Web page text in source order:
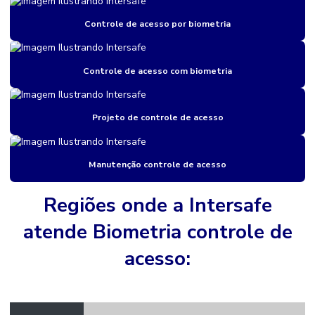
Cancela para controle de acesso
Catraca de acesso
Catraca de acesso biometrico
Catraca de controle de acesso
Catraca torniquete
Central de monitoramento 24h para indústrias
Cftv monitoramento
Circuito de câmeras de segurança
Controle de acesso biometrico
Controle de acesso por biometria
Controle de acesso com biometria
Projeto de controle de acesso
Manutenção controle de acesso
Regiões onde a Intersafe
atende Biometria controle de
acesso: